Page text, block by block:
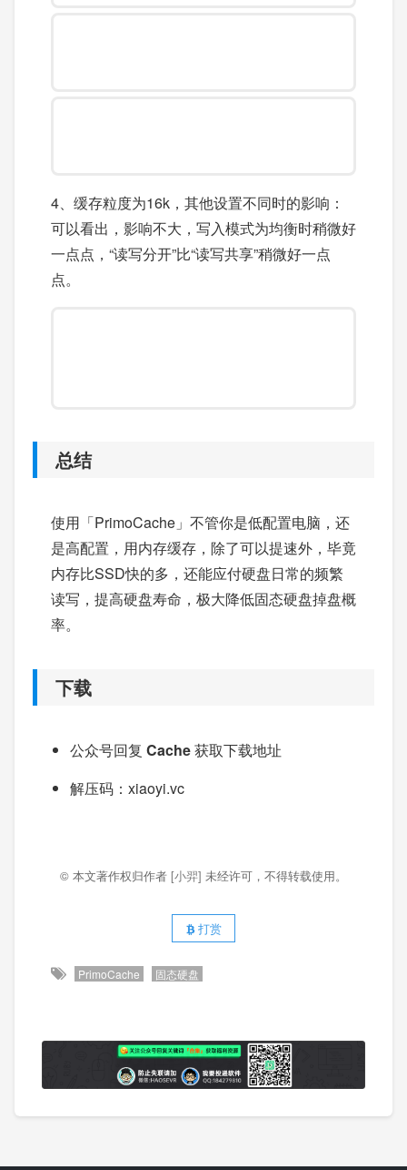
4、缓存粒度为16k，其他设置不同时的影响：
可以看出，影响不大，写入模式为均衡时稍微好
一点点，“读写分开”比“读写共享”稍微好一点
点。
总结
使用「PrimoCache」不管你是低配置电脑，还
是高配置，用内存缓存，除了可以提速外，毕竟
内存比SSD快的多，还能应付硬盘日常的频繁
读写，提高硬盘寿命，极大降低固态硬盘掉盘概
率。
下载
公众号回复 Cache获取下载地址
解压码：xiaoyi.vc
© 本文著作权归作者 [小羿] 未经许可，不得转载使用。
打赏
PrimoCache 固态硬盘